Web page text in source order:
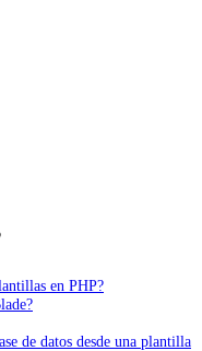
en PHP?
de datos desde una plantilla